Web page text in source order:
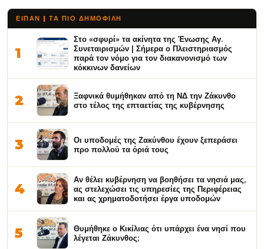
ΕΙΠΑΝ | ΤΑ ΠΙΟ ΔΗΜΟΦΙΛΉ
1
Στο «σφυρί» τα ακίνητα της Ένωσης Αγ.
Συνεταιρισμών | Σήμερα ο Πλειστηριασμός
παρά τον νόμο για τον διακανονισμό των
κόκκινων δανείων
2
Ξαφνικά θυμήθηκαν από τη ΝΔ την Ζάκυνθο
στο τέλος της επταετίας της κυβέρνησης
3
Οι υποδομές της Ζακύνθου έχουν ξεπεράσει
προ πολλού τα όριά τους
4
Αν θέλει κυβέρνηση να βοηθήσει τα νησιά μας,
ας στελεχώσει τις υπηρεσίες της Περιφέρειας
και ας χρηματοδοτήσει έργα υποδομών
5
Θυμήθηκε ο Κικίλιας ότι υπάρχει ένα νησί που
λέγεται Ζάκυνθος;